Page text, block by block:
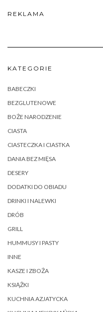
REKLAMA
KATEGORIE
BABECZKI
BEZGLUTENOWE
BOŻE NARODZENIE
CIASTA
CIASTECZKA I CIASTKA
DANIA BEZ MIĘSA
DESERY
DODATKI DO OBIADU
DRINKI I NALEWKI
DRÓB
GRILL
HUMMUSY I PASTY
INNE
KASZE I ZBOŻA
KSIĄŻKI
KUCHNIA AZJATYCKA